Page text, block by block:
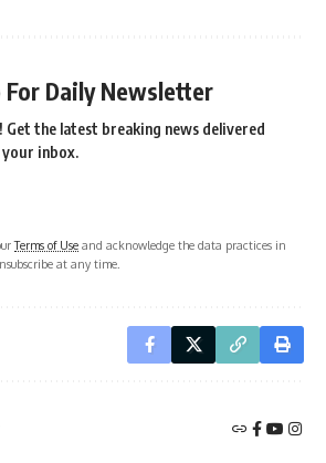
For Daily Newsletter
Get the latest breaking news delivered
inbox.
Terms of Use and acknowledge the data practices in
at any time.